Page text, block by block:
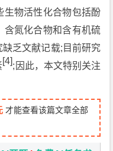
生物活性化合物包括酚
含氮化合物和含有机硫
乏文献记载;目前研究
[4];因此，本文特别关注
才能查看该篇文章全部